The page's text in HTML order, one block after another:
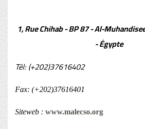
1, Rue Chihab - BP 87 - Al-
- Égypte
Tél: (+202)37616402
Fax: (+202)37616401
Siteweb : www.malecso.org